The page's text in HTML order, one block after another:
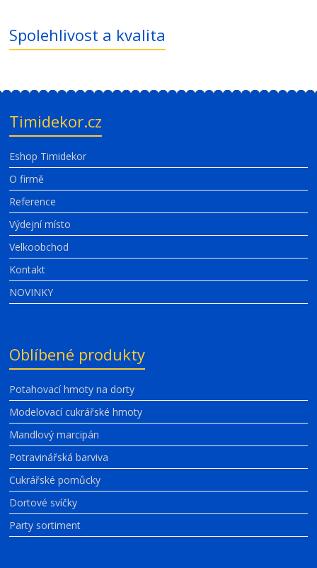
Spolehlivost a kvalita
Timidekor.cz
Eshop Timidekor
O firmě
Reference
Výdejní místo
Velkoobchod
Kontakt
NOVINKY
Oblíbené produkty
Potahovací hmoty na dorty
Modelovací cukrářské hmoty
Mandlový marcipán
Potravinářská barviva
Cukrářské pomůcky
Dortové svíčky
Party sortiment